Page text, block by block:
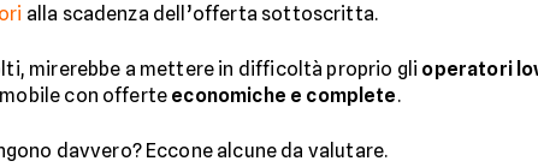
alla scadenza dell’offerta sottoscritta.
mirerebbe a mettere in difficoltà proprio gli operatori
con offerte economiche e complete.
davvero? Eccone alcune da valutare.